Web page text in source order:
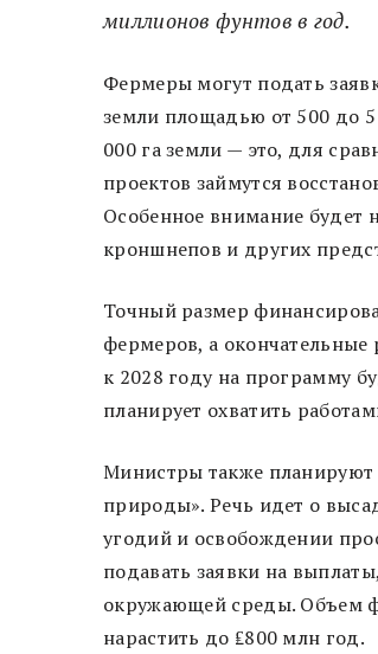
миллионов фунтов в год.
Фермеры могут подать
земли площадью от 500 до 5
000 га земли — это, для
проектов займутся
Особенное внимание будет
кроншнепов и других
Точный размер
фермеров, а
к 2028 году на программу
планирует охватить
Министры также планируют
природы». Речь идет о
угодий и освобождении
подавать заявки на
окружающей среды. Объем
нарастить до ₤800 млн год.